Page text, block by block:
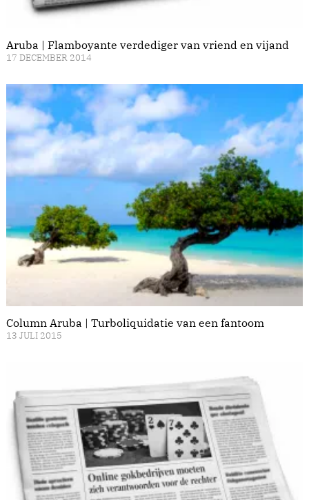
Aruba | Flamboyante verdediger van vriend en vijand
17 DECEMBER 2014
Column Aruba | Turboliquidatie van een fantoom
13 JULI 2015